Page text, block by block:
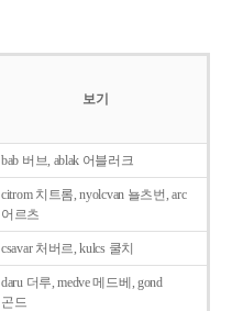
보기
bab 버브, ablak 어블러크
citrom 치트롬, nyolcvan 뇰츠번, arc
어르츠
csavar 처버르, kulcs 쿨치
daru 더루, medve 메드베, gond
곤드